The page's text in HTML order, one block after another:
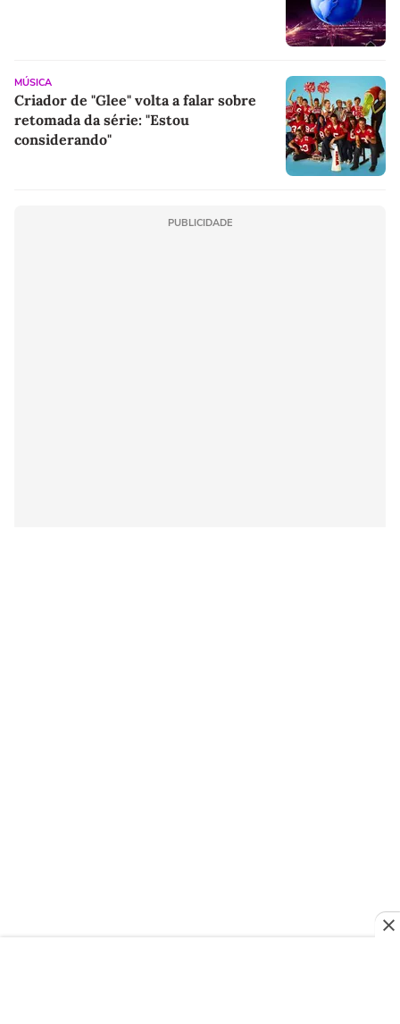
MÚSICA
Criador de "Glee" volta a falar sobre
retomada da série: "Estou
considerando"
PUBLICIDADE